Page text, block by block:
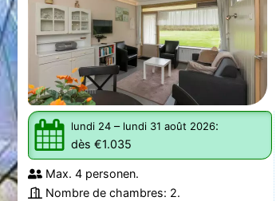
lundi 24– lundi 31 août 2026:
dès €1.035
Max. 4 personen.
Nombre de chambres: 2.